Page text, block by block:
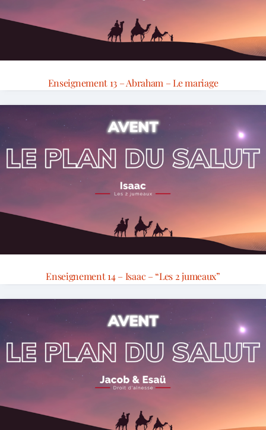
Enseignement 13 – Abraham – Le mariage
Enseignement 14 – Isaac – “Les 2 jumeaux”